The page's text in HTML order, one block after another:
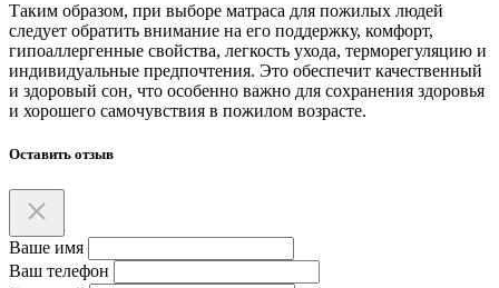
Таким образом, при выборе матраса для пожилых людей
следует обратить внимание на его поддержку, комфорт,
гипоаллергенные свойства, легкость ухода, терморегуляцию и
индивидуальные предпочтения. Это обеспечит качественный
и здоровый сон, что особенно важно для сохранения здоровья
и хорошего самочувствия в пожилом возрасте.
Оставить отзыв
Ваше имя
Ваш телефон